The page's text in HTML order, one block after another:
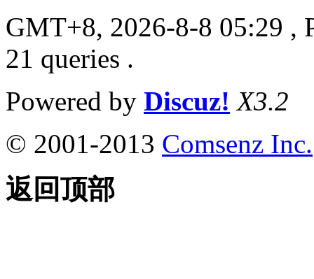
GMT+8, 2026-8-8 05:29 ,
21 queries .
Powered by Discuz! X3.2
© 2001-2013 Comsenz Inc.
返回顶部